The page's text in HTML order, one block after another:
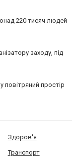
220 тисяч людей
заходу, під
повітряний простір
Здоров'я
Транспорт